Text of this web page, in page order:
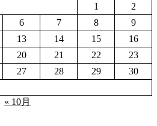
1
2
6 7 8
9
13 14 15
16
20 21 22
23
27 28 29
30
« 10月